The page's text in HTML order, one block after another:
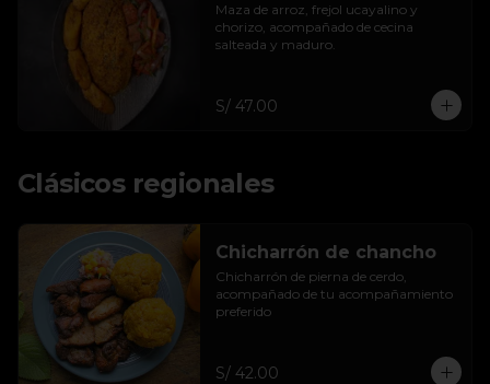
Maza de arroz, frejol ucayalino y
chorizo, acompañado de cecina
salteada y maduro.
S/ 47.00
Clásicos regionales
Chicharrón de chancho
Chicharrón de pierna de cerdo,
acompañado de tu acompañamiento
preferido
S/ 42.00